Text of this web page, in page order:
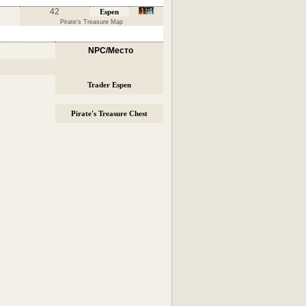
42 Espen
Pirate's Treasure Map
NPC/Место
Trader Espen
Pirate's Treasure Chest